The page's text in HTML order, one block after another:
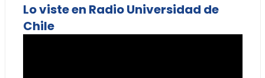
Lo viste en Radio Universidad de
Chile